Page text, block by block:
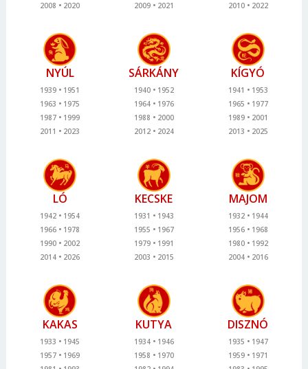
2008
2020
2009
2021
2010
2022
NYÚL
1939
1951
1963
1975
1987
1999
2011
2023
SÁRKÁNY
1940
1952
1964
1976
1988
2000
2012
2024
KÍGYÓ
1941
1953
1965
1977
1989
2001
2013
2025
LÓ
1942
1954
1966
1978
1990
2002
2014
2026
KECSKE
1931
1943
1955
1967
1979
1991
2003
2015
MAJOM
1932
1944
1956
1968
1980
1992
2004
2016
KAKAS
1933
1945
1957
1969
KUTYA
1934
1946
1958
1970
DISZNÓ
1935
1947
1959
1971